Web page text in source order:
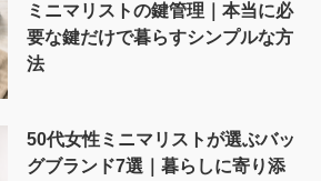
ミニマリストの鍵管理｜本当に必
要な鍵だけで暮らすシンプルな方
法
50代女性ミニマリストが選ぶバッ
グブランド7選｜暮らしに寄り添